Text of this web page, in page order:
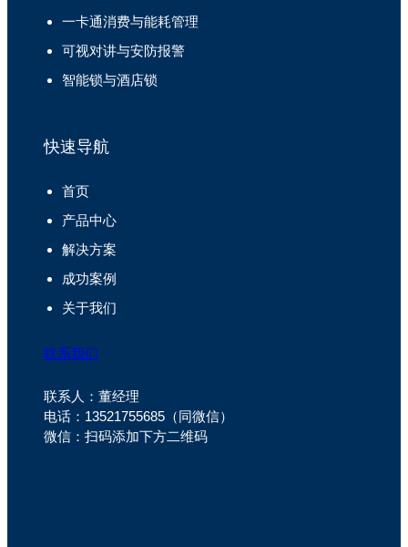
一卡通消费与能耗管理
可视对讲与安防报警
智能锁与酒店锁
快速导航
首页
产品中心
解决方案
成功案例
关于我们
联系我们
联系人：董经理
电话：13521755685（同微信）
微信：扫码添加下方二维码